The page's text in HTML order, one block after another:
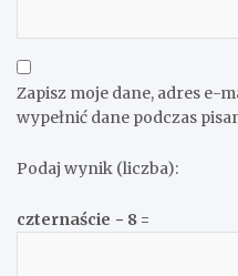
Zapisz moje dane, adres e-
wypełnić dane podczas
Podaj wynik (liczba):
czternaście − 8 =